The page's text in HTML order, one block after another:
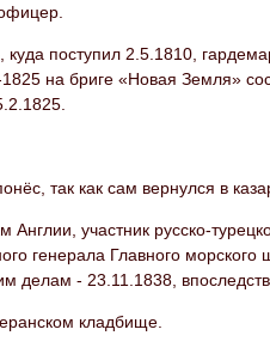
куда поступил 2.5.1810,
на бриге «Новая Земля»
так как сам вернулся в
участник русско-
генерала Главного
делам - 23.11.1838,
кладбище.